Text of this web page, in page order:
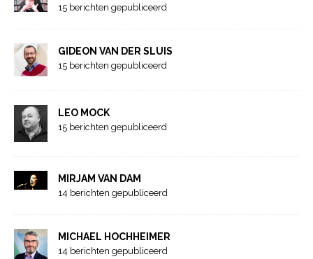
15 berichten gepubliceerd
GIDEON VAN DER SLUIS
15 berichten gepubliceerd
LEO MOCK
15 berichten gepubliceerd
MIRJAM VAN DAM
14 berichten gepubliceerd
MICHAEL HOCHHEIMER
14 berichten gepubliceerd